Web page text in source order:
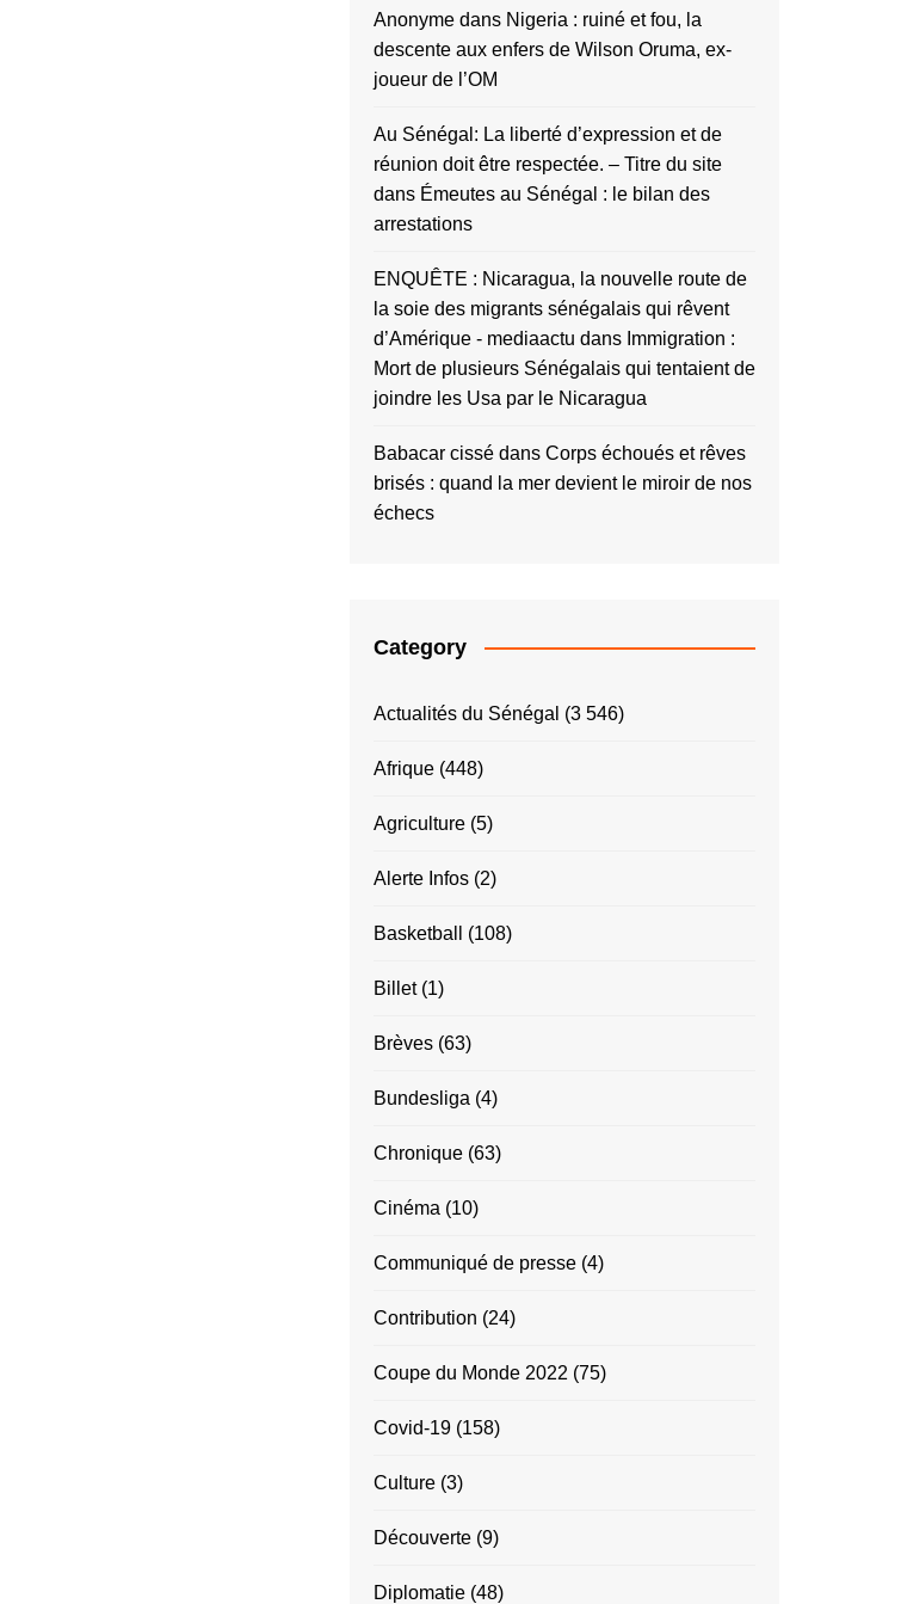
Anonyme dans Nigeria : ruiné et fou, la
descente aux enfers de Wilson Oruma, ex-
joueur de l’OM
Au Sénégal: La liberté d’expression et de
réunion doit être respectée. – Titre du site
dans Émeutes au Sénégal : le bilan des
arrestations
ENQUÊTE : Nicaragua, la nouvelle route de
la soie des migrants sénégalais qui rêvent
d’Amérique - mediaactu dans Immigration :
Mort de plusieurs Sénégalais qui tentaient de
joindre les Usa par le Nicaragua
Babacar cissé dans Corps échoués et rêves
brisés : quand la mer devient le miroir de nos
échecs
Category
Actualités du Sénégal (3 546)
Afrique (448)
Agriculture (5)
Alerte Infos (2)
Basketball (108)
Billet(1)
Brèves (63)
Bundesliga (4)
Chronique (63)
Cinéma (10)
Communiqué de presse (4)
Contribution (24)
Coupe du Monde 2022 (75)
Covid-19 (158)
Culture (3)
Découverte (9)
Diplomatie (48)